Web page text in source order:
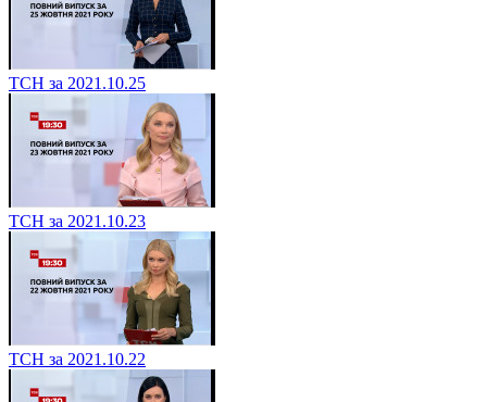
ТСН за 2021.10.25
ТСН за 2021.10.23
ТСН за 2021.10.22